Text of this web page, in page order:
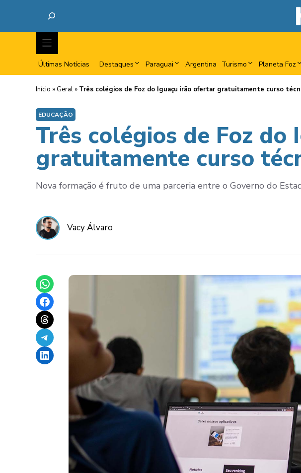
Últimas Notícias Destaques Paraguai Argentina Turismo Planeta Foz
Início » Geral » Três colégios de Foz do Iguaçu irão ofertar gratuitamente curso
EDUCAÇÃO
Três colégios de Foz
gratuitamente curso
Nova formação é fruto de uma parceria entre o Governo do
Vacy Álvaro
Share on WhatsApp
Share on Facebook
Share on Threads
Share on Telegram
Share on LinkedIn